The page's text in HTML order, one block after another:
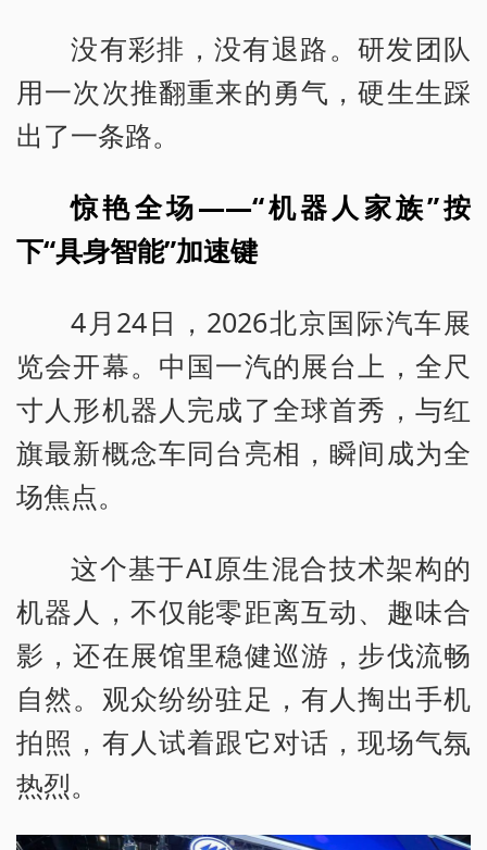
没有彩排，没有退路。研发团队
用一次次推翻重来的勇气，硬生生踩
出了一条路。
惊艳全场——“机器人家族”按
下“具身智能”加速键
4月24日，2026北京国际汽车展
览会开幕。中国一汽的展台上，全尺
寸人形机器人完成了全球首秀，与红
旗最新概念车同台亮相，瞬间成为全
场焦点。
这个基于AI原生混合技术架构的
机器人，不仅能零距离互动、趣味合
影，还在展馆里稳健巡游，步伐流畅
自然。观众纷纷驻足，有人掏出手机
拍照，有人试着跟它对话，现场气氛
热烈。